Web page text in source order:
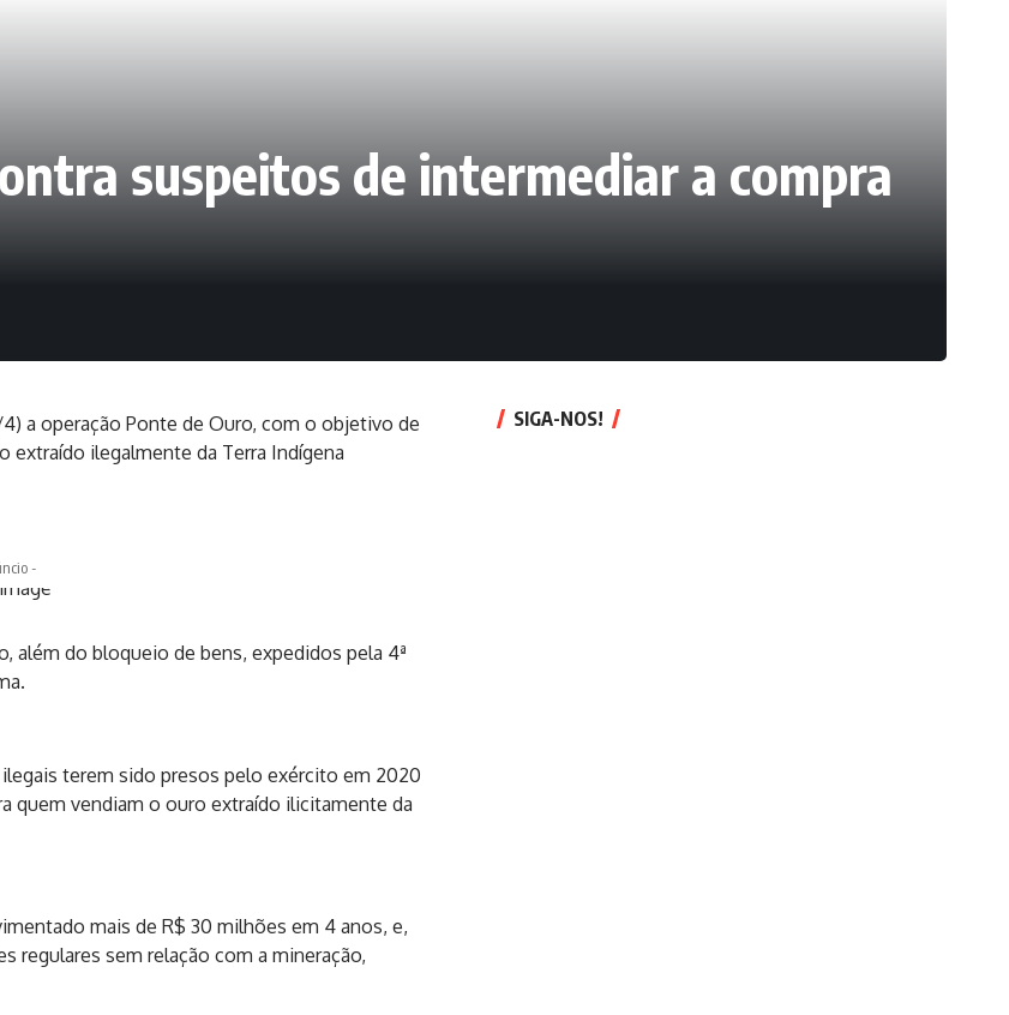
suspeitos de intermediar a compra
a operação Ponte de Ouro, com o objetivo de
extraído ilegalmente da Terra Indígena
-
além do bloqueio de bens, expedidos pela 4ª
terem sido presos pelo exército em 2020
quem vendiam o ouro extraído ilicitamente da
mais de R$ 30 milhões em 4 anos, e,
regulares sem relação com a mineração,
SIGA-NOS!